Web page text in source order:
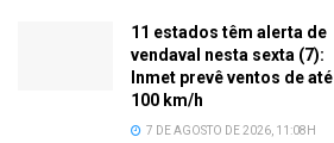
11 estados têm alerta de
vendaval nesta sexta (7):
Inmet prevê ventos de até
100 km/h
7 DE AGOSTO DE 2026, 11:08H